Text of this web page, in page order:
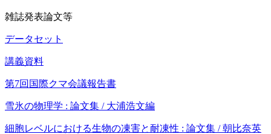
雑誌発表論文等
データセット
講義資料
第7回国際クマ会議報告書
雪氷の物理学 : 論文集 / 大浦浩文編
細胞レベルにおける生物の凍害と耐凍性 : 論文集 / 朝比奈英